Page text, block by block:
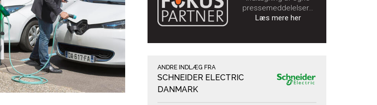
pressemeddelelser…
Læs mere her
ANDRE INDLÆG FRA
SCHNEIDER ELECTRIC
DANMARK